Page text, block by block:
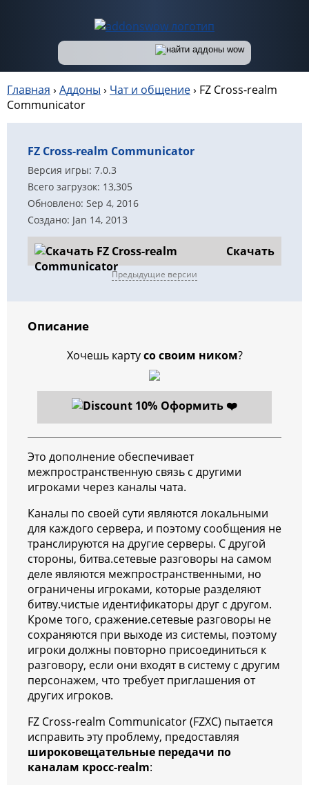
Главная › Аддоны › Чат и общение› FZ Cross-realm
Communicator
FZ Cross-realm Communicator
Версия игры: 7.0.3
Всего загрузок: 13,305
Обновлено: Sep 4, 2016
Создано: Jan 14, 2013
Скачать
Предыдущие версии
Описание
Хочешь картусо своим ником?
Оформить ❤️
Это дополнение обеспечивает
межпространственную связь с другими
игроками через каналы чата.
Каналы по своей сути являются локальными
для каждого сервера, и поэтому сообщения не
транслируются на другие серверы. С другой
стороны, битва.сетевые разговоры на самом
деле являются межпространственными, но
ограничены игроками, которые разделяют
битву.чистые идентификаторы друг с другом.
Кроме того, сражение.сетевые разговоры не
сохраняются при выходе из системы, поэтому
игроки должны повторно присоединиться к
разговору, если они входят в систему с другим
персонажем, что требует приглашения от
других игроков.
FZ Cross-realm Communicator (FZXC) пытается
исправить эту проблему, предоставляя
широковещательные передачи по
каналам кросс-realm: